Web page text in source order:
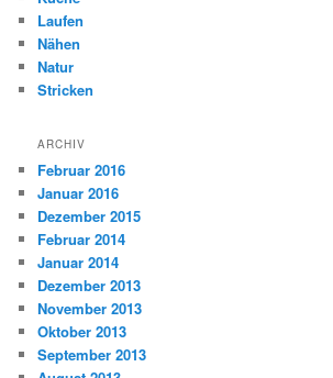
Laufen
Nähen
Natur
Stricken
ARCHIV
Februar 2016
Januar 2016
Dezember 2015
Februar 2014
Januar 2014
Dezember 2013
November 2013
Oktober 2013
September 2013